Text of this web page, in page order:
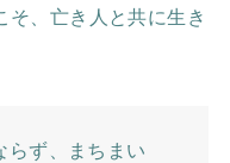
そ、亡き人と共に生き
らず、まちまい